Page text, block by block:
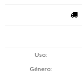
Uso
Género